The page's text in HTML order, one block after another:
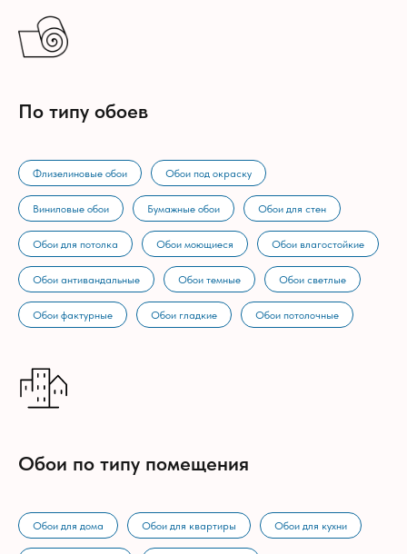
По типу обоев
Флизелиновые обои Обои под окраску
Виниловые обои Бумажные обои Обои для стен
Обои для потолка Обои моющиеся Обои влагостойкие
Обои антивандальные Обои темные Обои светлые
Обои фактурные Обои гладкие Обои потолочные
Обои по типу помещения
Обои для дома Обои для квартиры Обои для кухни